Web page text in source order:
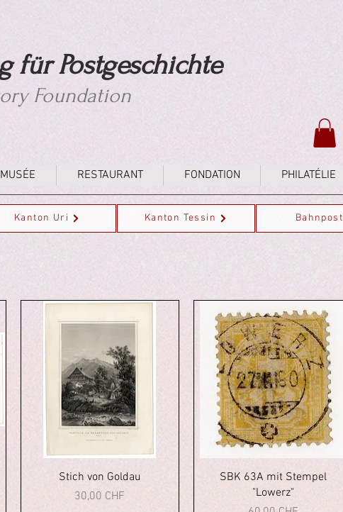
für Postgeschichte
Foundation
MUSÉE RESTAURANT FONDATION PHILATÉLIE
Kanton Uri Kanton Tessin Bahnpost
Aperçu rapide
Stich von Goldau
Prix
30,00 CHF
Aperçu rapide
SBK 63A mit Stempel
"Lowerz"